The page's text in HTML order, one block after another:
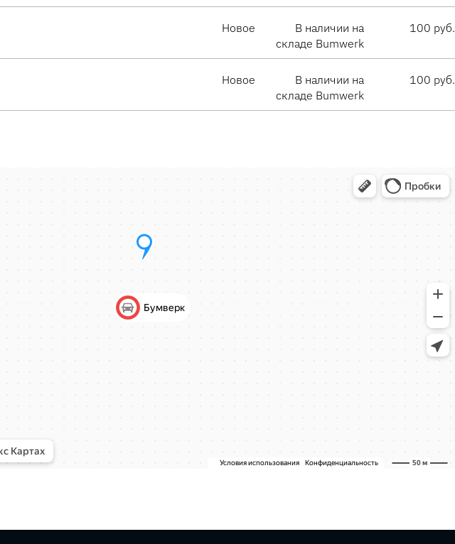
Новое
В наличии на
складе Bumwerk
100 руб.
Новое
В наличии на
складе Bumwerk
100 руб.